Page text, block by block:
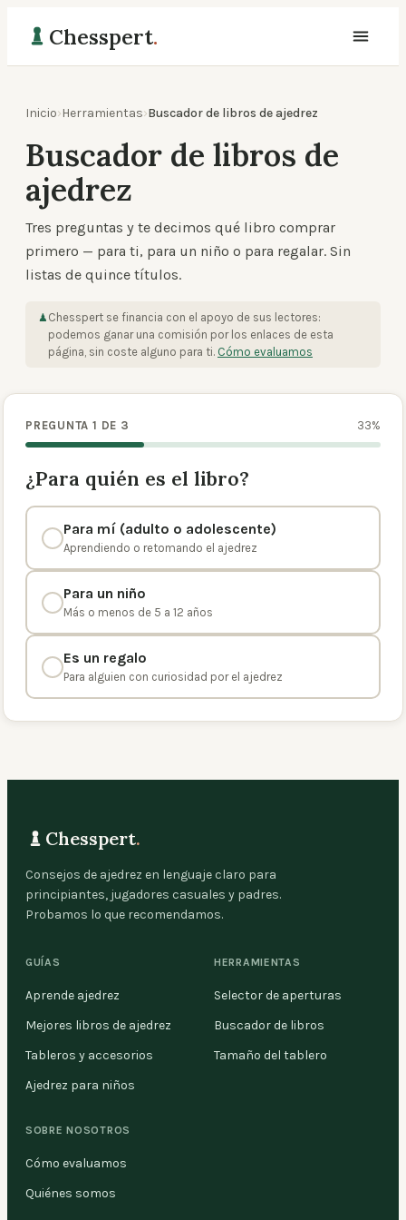
Chesspert.
Inicio›Herramientas›Buscador de libros de ajedrez
Buscador de libros de
ajedrez
Tres preguntas y te decimos qué libro comprar
primero — para ti, para un niño o para regalar. Sin
listas de quince títulos.
♟ Chesspert se financia con el apoyo de sus lectores:
podemos ganar una comisión por los enlaces de esta
página, sin coste alguno para ti. Cómo evaluamos
PREGUNTA 1 DE 3 33%
¿Para quién es el libro?
Para mí (adulto o adolescente)
Aprendiendo o retomando el ajedrez
Para un niño
Más o menos de 5 a 12 años
Es un regalo
Para alguien con curiosidad por el ajedrez
Chesspert.
Consejos de ajedrez en lenguaje claro para
principiantes, jugadores casuales y padres.
Probamos lo que recomendamos.
GUÍAS
Aprende ajedrez
Mejores libros de ajedrez
Tableros y accesorios
Ajedrez para niños
HERRAMIENTAS
Selector de aperturas
Buscador de libros
Tamaño del tablero
SOBRE NOSOTROS
Cómo evaluamos
Quiénes somos